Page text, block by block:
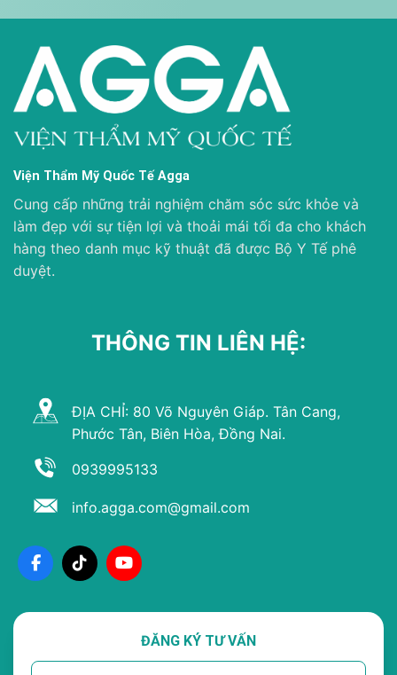
Viện Thẩm Mỹ Quốc Tế Agga
Cung cấp những trải nghiệm chăm sóc sức khỏe và
làm đẹp với sự tiện lợi và thoải mái tối đa cho khách
hàng theo danh mục kỹ thuật đã được Bộ Y Tế phê
duyệt.
THÔNG TIN LIÊN HỆ:
ĐỊA CHỈ: 80 Võ Nguyên Giáp. Tân Cang,
Phước Tân, Biên Hòa, Đồng Nai.
0939995133
info.agga.com@gmail.com
ĐĂNG KÝ TƯ VẤN